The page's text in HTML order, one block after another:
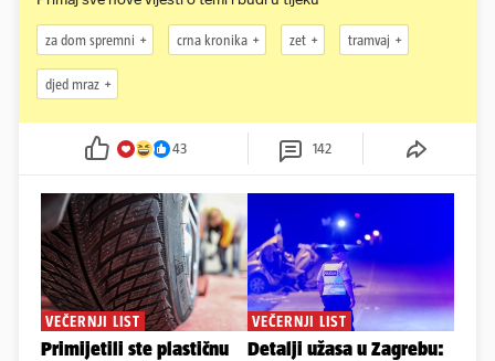
za dom spremni crna kronika zet tramvaj
djed mraz
43 142